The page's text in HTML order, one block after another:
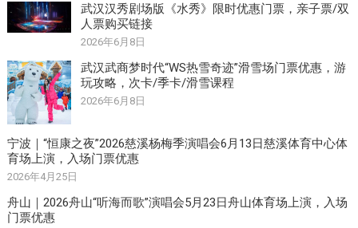
武汉汉秀剧场版《水秀》限时优惠门票，亲子票/双
人票购买链接
2026年6月8日
武汉武商梦时代“WS热雪奇迹”滑雪场门票优惠，游
玩攻略，次卡/季卡/滑雪课程
2026年6月8日
宁波｜“恒康之夜”2026慈溪杨梅季演唱会6月13日慈溪体育中心体
育场上演，入场门票优惠
2026年4月25日
舟山｜2026舟山“听海而歌”演唱会5月23日舟山体育场上演，入场
门票优惠